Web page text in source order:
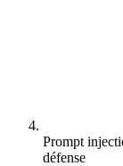
Prompt
défense